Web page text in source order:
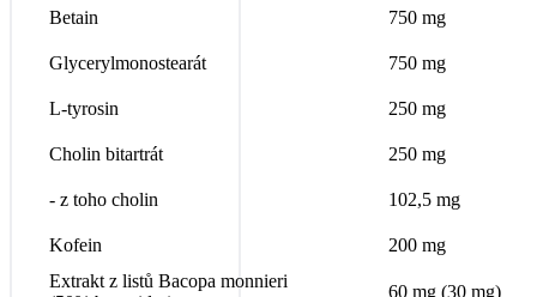
Betain 750 mg
Glycerylmonostearát 750 mg
L-tyrosin 250 mg
Cholin bitartrát 250 mg
- z toho cholin 102,5 mg
Kofein
200 mg
Extrakt z listů Bacopa monnieri
60 mg (30 mg)